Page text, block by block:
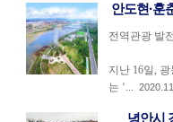
안도현·훈
전역관광 발
지난 16일,
는 ‘...
녕안시